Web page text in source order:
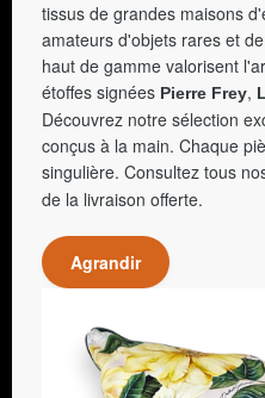
tissus de grandes maisons
amateurs d'objets rares et
haut de gamme valorisent
étoffes signées Pierre Frey,
Découvrez notre sélection
conçus à la main. Chaque
singulière. Consultez tous
de la livraison offerte.
Agrandir